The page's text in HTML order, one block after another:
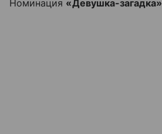
Номинация «Девушка-загадка»